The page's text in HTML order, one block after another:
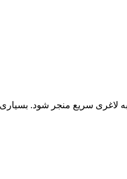
سریع منجر شود.